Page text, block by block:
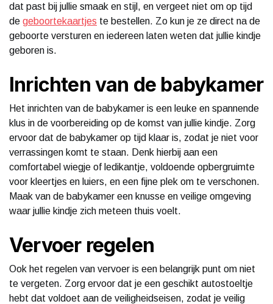
dat past bij jullie smaak en stijl, en vergeet niet om op tijd
de geboortekaartjes te bestellen. Zo kun je ze direct na de
geboorte versturen en iedereen laten weten dat jullie kindje
geboren is.
Inrichten van de babykamer
Het inrichten van de babykamer is een leuke en spannende
klus in de voorbereiding op de komst van jullie kindje. Zorg
ervoor dat de babykamer op tijd klaar is, zodat je niet voor
verrassingen komt te staan. Denk hierbij aan een
comfortabel wiegje of ledikantje, voldoende opbergruimte
voor kleertjes en luiers, en een fijne plek om te verschonen.
Maak van de babykamer een knusse en veilige omgeving
waar jullie kindje zich meteen thuis voelt.
Vervoer regelen
Ook het regelen van vervoer is een belangrijk punt om niet
te vergeten. Zorg ervoor dat je een geschikt autostoeltje
hebt dat voldoet aan de veiligheidseisen, zodat je veilig